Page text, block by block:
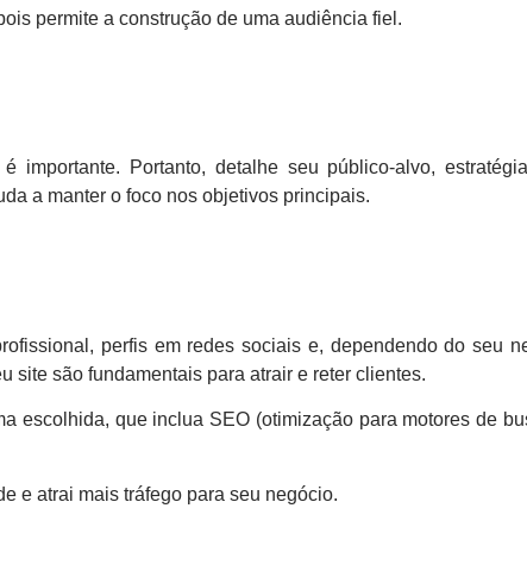
permite a construção de uma audiência fiel.
Portanto, detalhe seu público-alvo,
a manter o foco nos objetivos principais.
perfis em redes sociais e, dependendo do seu
site são fundamentais para atrair e reter clientes.
escolhida, que inclua SEO (otimização para motores de
e atrai mais tráfego para seu negócio.